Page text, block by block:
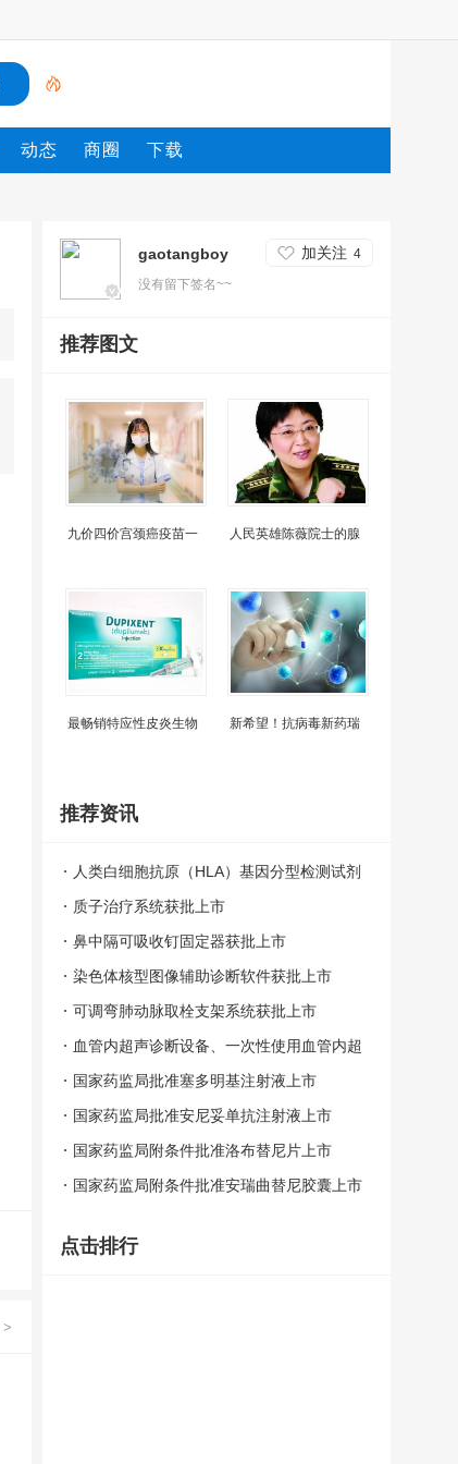
动态 商圈 下载
>
gaotangboy 加关注 4
没有留下签名~~
推荐图文
九价四价宫颈癌疫苗一 人民英雄陈薇院士的腺
最畅销特应性皮炎生物 新希望！抗病毒新药瑞
推荐资讯
人类白细胞抗原（HLA）基因分型检测试剂
盒（荧光PCR法）获批上市
质子治疗系统获批上市
鼻中隔可吸收钉固定器获批上市
染色体核型图像辅助诊断软件获批上市
可调弯肺动脉取栓支架系统获批上市
血管内超声诊断设备、一次性使用血管内超
声诊断导管获批上市
国家药监局批准塞多明基注射液上市
国家药监局批准安尼妥单抗注射液上市
国家药监局附条件批准洛布替尼片上市
国家药监局附条件批准安瑞曲替尼胶囊上市
点击排行